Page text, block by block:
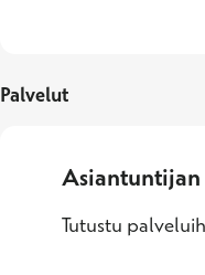
Palvelut
Tutustu